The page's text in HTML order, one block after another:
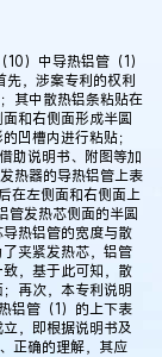
）中导热铝管（1）
先，涉案专利的权利
其中散热铝条粘贴在
和右侧面形成半圆
凹槽内进行粘贴；
助说明书、附图等加
热器的导热铝管上表
在左侧面和右侧面上
管发热芯侧面的半圆
热铝管的宽度与散
夹紧发热芯，铝管
，基于此可知，散
再次，本专利说明
铝管（1）的上下表
，即根据说明书及
正确的理解，其应